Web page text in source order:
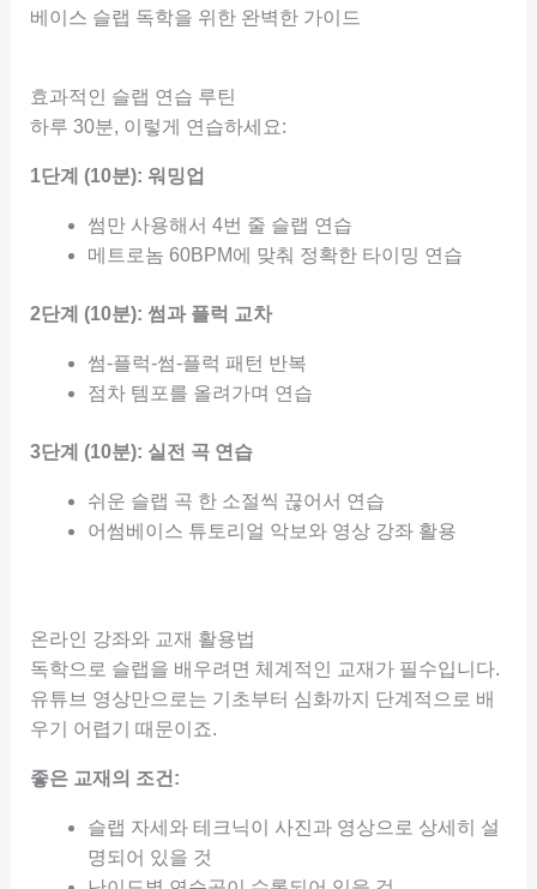
베이스 슬랩 독학을 위한 완벽한 가이드
효과적인 슬랩 연습 루틴
하루 30분, 이렇게 연습하세요:
1단계 (10분): 워밍업
썸만 사용해서 4번 줄 슬랩 연습
메트로놈 60BPM에 맞춰 정확한 타이밍 연습
2단계 (10분): 썸과 플럭 교차
썸-플럭-썸-플럭 패턴 반복
점차 템포를 올려가며 연습
3단계 (10분): 실전 곡 연습
쉬운 슬랩 곡 한 소절씩 끊어서 연습
어썸베이스 튜토리얼 악보와 영상 강좌 활용
온라인 강좌와 교재 활용법
독학으로 슬랩을 배우려면 체계적인 교재가 필수입니다.
유튜브 영상만으로는 기초부터 심화까지 단계적으로 배
우기 어렵기 때문이죠.
좋은 교재의 조건:
슬랩 자세와 테크닉이 사진과 영상으로 상세히 설
명되어 있을 것